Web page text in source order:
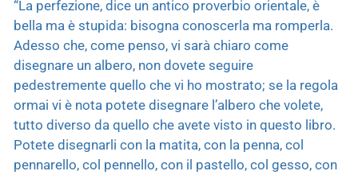
“La perfezione, dice un antico proverbio orientale, è
bella ma è stupida: bisogna conoscerla ma romperla.
Adesso che, come penso, vi sarà chiaro come
disegnare un albero, non dovete seguire
pedestremente quello che vi ho mostrato; se la regola
ormai vi è nota potete disegnare l’albero che volete,
tutto diverso da quello che avete visto in questo libro.
Potete disegnarli con la matita, con la penna, col
pennarello, col pennello, con il pastello, col gesso, con